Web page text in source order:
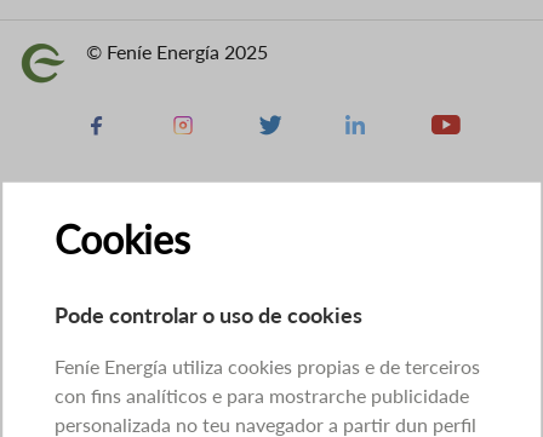
Imaxe © Feníe Energía 2025
Facebook Instagram X Linkedin Youtube
Cookies
Pode controlar o uso de cookies
Feníe Energía utiliza cookies propias e de terceiros
con fins analíticos e para mostrarche publicidade
personalizada no teu navegador a partir dun perfil